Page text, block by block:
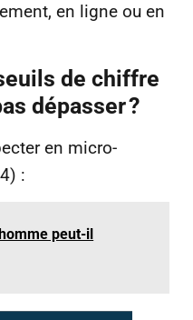
en ligne ou en
de chiffre
dépasser ?
en micro-
:
peut-il